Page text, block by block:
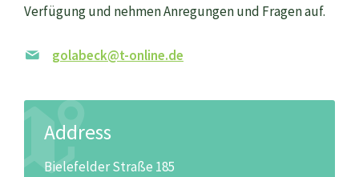
Verfügung und nehmen Anregungen und Fragen auf.
golabeck@t-online.de
Address
Bielefelder Straße 185